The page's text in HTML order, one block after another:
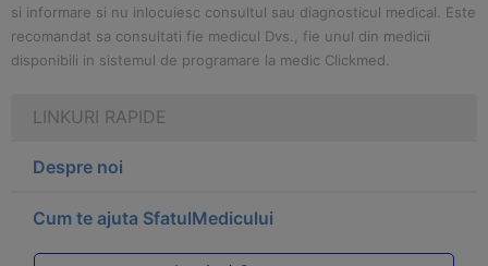
si informare si nu inlocuiesc consultul sau diagnosticul medical. Este
recomandat sa consultati fie medicul Dvs., fie unul din medicii
disponibili in sistemul de programare la medic Clickmed.
LINKURI RAPIDE
Despre noi
Cum te ajuta SfatulMedicului